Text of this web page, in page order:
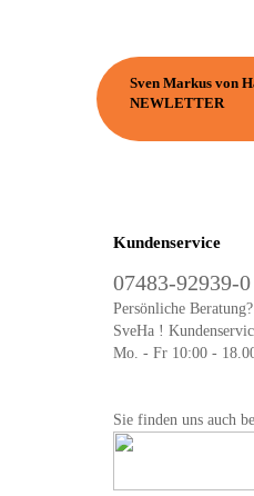
Sven Markus von
NEWLETTER
Kundenservice
07483-92939-0
Persönliche Beratung?
SveHa !
Mo. - Fr 10:00 -
Sie finden uns auch